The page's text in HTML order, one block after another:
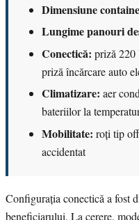
Dimensiune
Lungime panouri
Conectică: priză
priză încărcare auto
Climatizare: aer
bateriilor la
Mobilitate: roți tip
accidentat
Configurația conectică a fost
beneficiarului. La cerere,